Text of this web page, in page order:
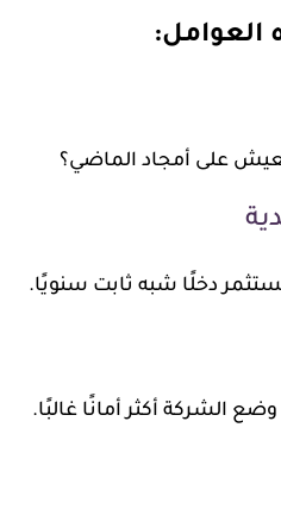
على أمجاد الماضي؟
دخلًا شبه ثابت سنويًا.
الشركة أكثر أمانًا غالبًا.